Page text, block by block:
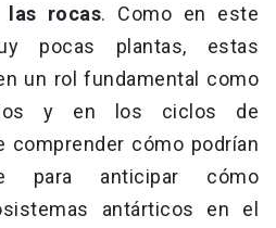
las rocas. Como en este
pocas plantas, estas
un rol fundamental como
y en los ciclos de
comprender cómo podrían
para anticipar cómo
antárticos en el